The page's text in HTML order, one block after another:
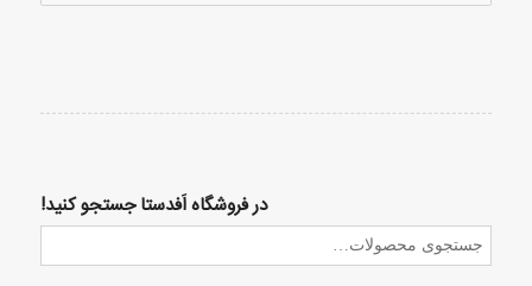
در فروشگاه اَفدستا جستجو کنید!